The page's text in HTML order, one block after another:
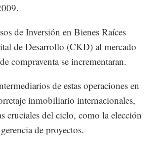
de Inversión en Bienes Raíces
de Desarrollo (CKD) al mercado
compraventa se incrementaran.
de estas operaciones en
inmobiliario internacionales,
cruciales del ciclo, como la elección
de proyectos.